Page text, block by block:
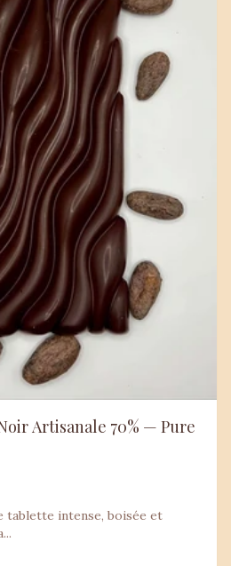
Artisanale 70% — Pure
tablette intense, boisée et